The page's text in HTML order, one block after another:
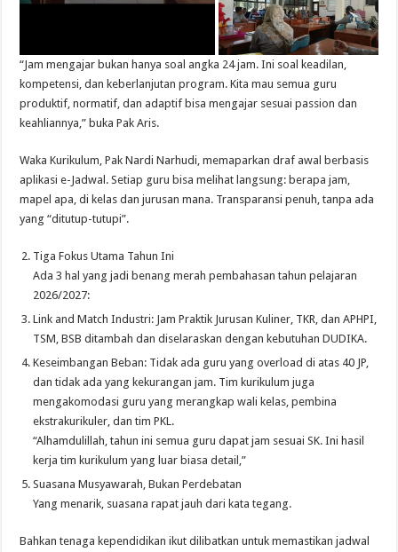
“Jam mengajar bukan hanya soal angka 24 jam. Ini soal keadilan,
kompetensi, dan keberlanjutan program. Kita mau semua guru
produktif, normatif, dan adaptif bisa mengajar sesuai passion dan
keahliannya,” buka Pak Aris.
Waka Kurikulum, Pak Nardi Narhudi, memaparkan draf awal berbasis
aplikasi e-Jadwal. Setiap guru bisa melihat langsung: berapa jam,
mapel apa, di kelas dan jurusan mana. Transparansi penuh, tanpa ada
yang “ditutup-tutupi”.
Tiga Fokus Utama Tahun Ini
Ada 3 hal yang jadi benang merah pembahasan tahun pelajaran
2026/2027:
Link and Match Industri: Jam Praktik Jurusan Kuliner, TKR, dan APHPI,
TSM, BSB ditambah dan diselaraskan dengan kebutuhan DUDIKA.
Keseimbangan Beban: Tidak ada guru yang overload di atas 40 JP,
dan tidak ada yang kekurangan jam. Tim kurikulum juga
mengakomodasi guru yang merangkap wali kelas, pembina
ekstrakurikuler, dan tim PKL.
“Alhamdulillah, tahun ini semua guru dapat jam sesuai SK. Ini hasil
kerja tim kurikulum yang luar biasa detail,”
Suasana Musyawarah, Bukan Perdebatan
Yang menarik, suasana rapat jauh dari kata tegang.
Bahkan tenaga kependidikan ikut dilibatkan untuk memastikan jadwal